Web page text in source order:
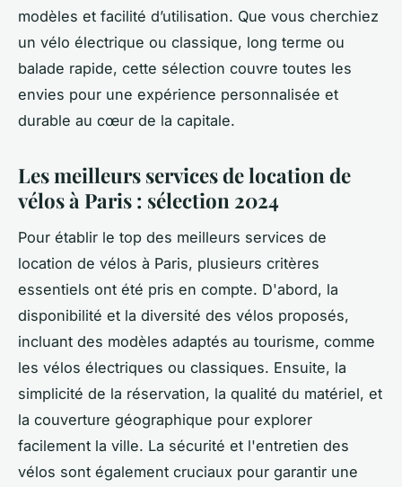
modèles et facilité d’utilisation. Que vous cherchiez
un vélo électrique ou classique, long terme ou
balade rapide, cette sélection couvre toutes les
envies pour une expérience personnalisée et
durable au cœur de la capitale.
Les meilleurs services de location de
vélos à Paris : sélection 2024
Pour établir le top des meilleurs services de
location de vélos à Paris, plusieurs critères
essentiels ont été pris en compte. D'abord, la
disponibilité et la diversité des vélos proposés,
incluant des modèles adaptés au tourisme, comme
les vélos électriques ou classiques. Ensuite, la
simplicité de la réservation, la qualité du matériel, et
la couverture géographique pour explorer
facilement la ville. La sécurité et l'entretien des
vélos sont également cruciaux pour garantir une